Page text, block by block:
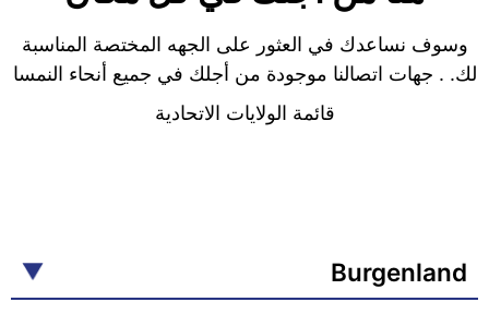
وسوف نساعدك في العثور على الجهه المختصة المناسبة
لك. . جهات اتصالنا موجودة من أجلك في جميع أنحاء النمسا
قائمة الولايات الاتحادية
Burgenland